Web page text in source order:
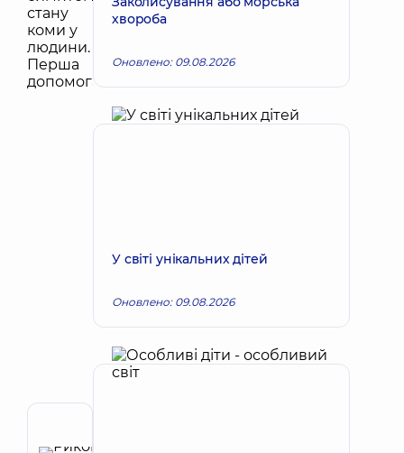
хвороба
Оновлено: 09.08.2026
У світі унікальних дітей
Оновлено: 09.08.2026